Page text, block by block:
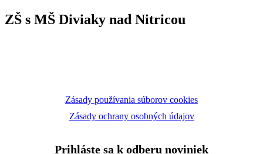
ZŠ s MŠ Diviaky nad Nitricou
Zásady používania súborov cookies
Zásady ochrany osobných údajov
Prihláste sa k odberu noviniek